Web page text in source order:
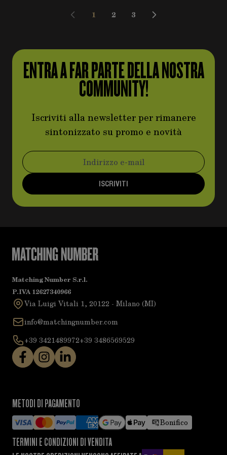
Attualmente stai leggendo la pagina
1 Pagina
2 Pagina
3
ENTRA A FAR PARTE DELLA NOSTRA
COMMUNITY!
Iscriviti alla newsletter per rimanere
sintonizzato su promo e novità
ISCRIVITI
Matching Number S.r.l.
P.IVA 12627340966
Via Luigi Vitali 1, 20122 - Milano (MI)
info@matchingnumber.com
+39 3421489972+39 3486569529
METODI DI PAGAMENTO
Bonifico
TERMINI E CONDIZIONI DI VENDITA